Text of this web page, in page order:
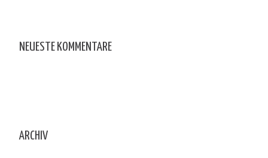
NEUESTE KOMMENTARE
ARCHIV